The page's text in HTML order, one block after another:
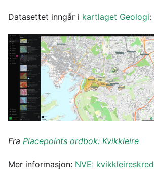
Datasettet inngår i kartlaget Geologi:
Fra Placepoints ordbok: Kvikkleire
Mer informasjon: NVE: kvikkleireskred